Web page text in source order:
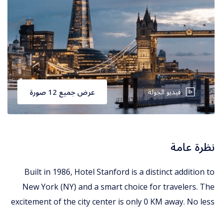
فيديو الجولة عرض جميع 12 صورة
نظرة عامة
Built in 1986, Hotel Stanford is a distinct addition to
New York (NY) and a smart choice for travelers. The
excitement of the city center is only 0 KM away. No less